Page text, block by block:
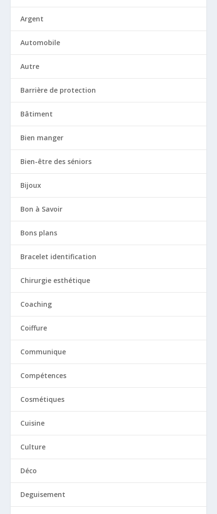
Argent
Automobile
Autre
Barrière de protection
Bâtiment
Bien manger
Bien-être des séniors
Bijoux
Bon à Savoir
Bons plans
Bracelet identification
Chirurgie esthétique
Coaching
Coiffure
Communique
Compétences
Cosmétiques
Cuisine
Culture
Déco
Deguisement